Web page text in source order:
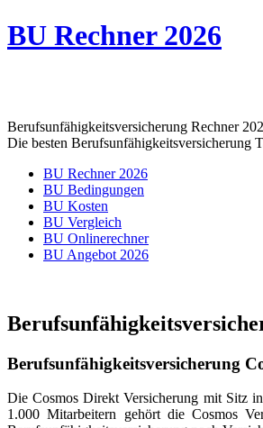
BU Rechner 2026
Berufsunfähigkeitsversicherung Rechner
Die besten Berufsunfähigkeitsversicherung
BU Rechner 2026
BU Bedingungen
BU Kosten
BU Vergleich
BU Onlinerechner
BU Angebot 2026
Berufsunfähigkeitsversicherung
Die Cosmos Direkt Versicherung mit Sitz
1.000 Mitarbeitern gehört die Cosmos